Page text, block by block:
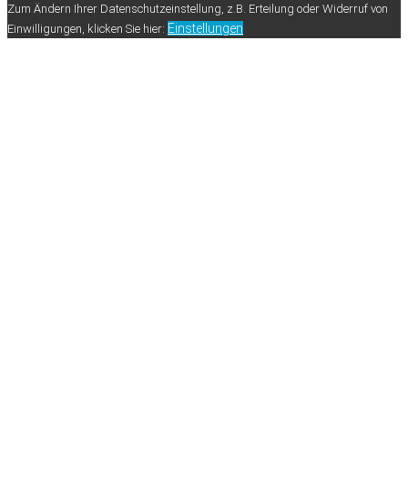
Zum Ändern Ihrer Datenschutzeinstellung, z.B. Erteilung oder Widerruf von
Einwilligungen, klicken Sie hier: Einstellungen